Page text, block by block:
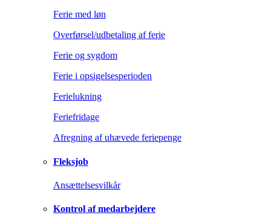
Ferie med løn
Overførsel/udbetaling af ferie
Ferie og sygdom
Ferie i opsigelsesperioden
Ferielukning
Feriefridage
Afregning af uhævede feriepenge
Fleksjob
Ansættelsesvilkår
Kontrol af medarbejdere